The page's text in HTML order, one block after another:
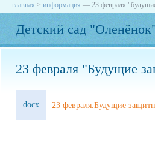
главная > информация — 23 февраля
Детский сад
23 февраля "Будущие
docx 23 февраля.Будущие